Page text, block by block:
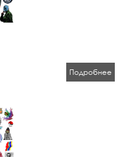
Подробнее